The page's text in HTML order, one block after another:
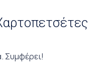
Συμφέρει!